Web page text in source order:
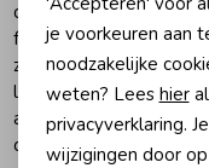
Winteraccessoires
de nieuwste collecties
frisse kleuren,
zodat de garderobe
letten op pasvorm,
alleen de beste items
dat je kiest voor
je voorkeuren aan
noodzakelijke
weten? Lees hier
privacyverklaring.
wijzigingen door